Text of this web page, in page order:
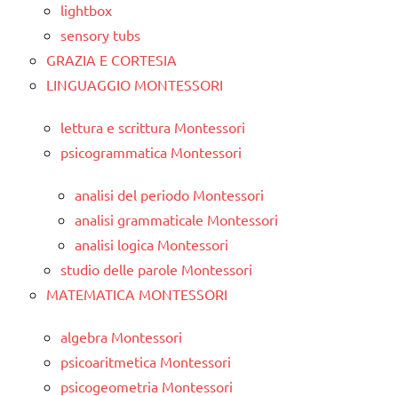
lightbox
sensory tubs
GRAZIA E CORTESIA
LINGUAGGIO MONTESSORI
lettura e scrittura Montessori
psicogrammatica Montessori
analisi del periodo Montessori
analisi grammaticale Montessori
analisi logica Montessori
studio delle parole Montessori
MATEMATICA MONTESSORI
algebra Montessori
psicoaritmetica Montessori
psicogeometria Montessori